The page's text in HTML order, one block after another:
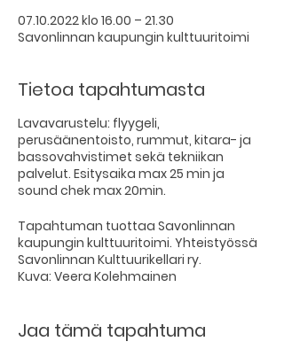
07.10.2022 klo 16.00 – 21.30
Savonlinnan kaupungin kulttuuritoimi
Tietoa tapahtumasta
Lavavarustelu: flyygeli,
perusäänentoisto, rummut, kitara- ja
bassovahvistimet sekä tekniikan
palvelut. Esitysaika max 25 min ja
sound chek max 20min.
Tapahtuman tuottaa Savonlinnan
kaupungin kulttuuritoimi. Yhteistyössä
Savonlinnan Kulttuurikellari ry.
Kuva: Veera Kolehmainen
Jaa tämä tapahtuma